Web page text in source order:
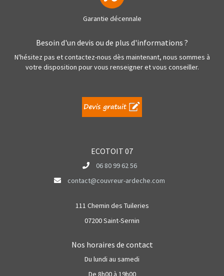
Garantie décennale
Besoin d'un devis ou de plus d'informations ?
N'hésitez pas et contactez-nous dès maintenant, nous sommes à
votre disposition pour vous renseigner et vous conseiller.
ECOTOIT 07
06 80 99 62 56
contact@couvreur-ardeche.com
111 Chemin des Tuileries
07200 Saint-Sernin
Nos horaires de contact
Du lundi au samedi
De 8h00 à 19h00